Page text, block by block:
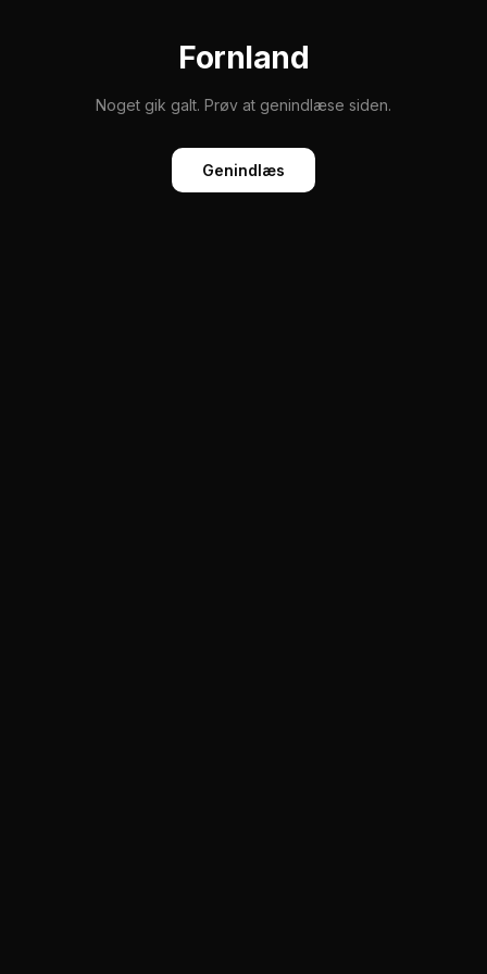
Fornland
Noget gik galt. Prøv at genindlæse siden.
Genindlæs